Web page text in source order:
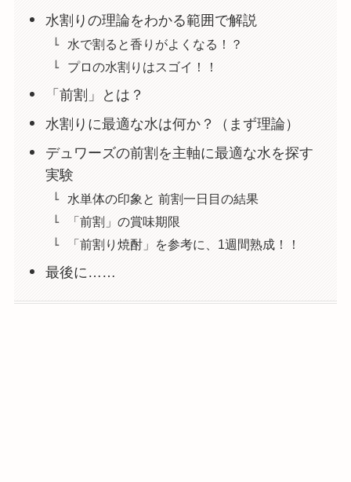
水割りの理論をわかる範囲で解説
水で割ると香りがよくなる！？
プロの水割りはスゴイ！！
「前割」とは？
水割りに最適な水は何か？（まず理論）
デュワーズの前割を主軸に最適な水を探す
実験
水単体の印象と 前割一日目の結果
「前割」の賞味期限
「前割り焼酎」を参考に、1週間熟成！！
最後に……